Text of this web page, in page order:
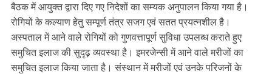
बैठक में आयुक्त द्वारा दिए गए निदेशों का सम्यक अनुपालन किया गया है।
रोगियों के कल्याण हेतु सम्पूर्ण तंत्र सजग एवं सतत प्रयत्नशील है।
अस्पताल में आने वाले रोगियों को गुणवत्तापूर्ण सुविधा उपलब्ध कराते हुए
समुचित इलाज की सुदृढ़ व्यवस्था है। इमरजेन्सी में आने वाले मरीजों का
समुचित इलाज किया जाता है। संस्थान में मरीजों एवं उनके परिजनों के